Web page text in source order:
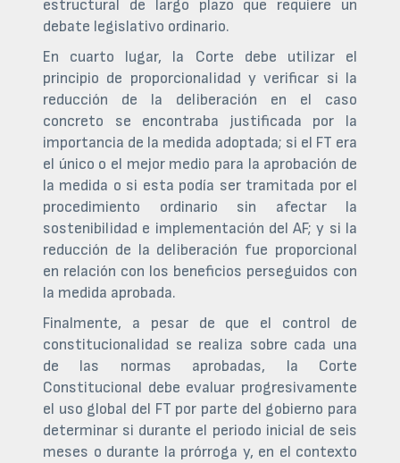
estructural de largo plazo que requiere un
debate legislativo ordinario.
En cuarto lugar, la Corte debe utilizar el
principio de proporcionalidad y verificar si la
reducción de la deliberación en el caso
concreto se encontraba justificada por la
importancia de la medida adoptada; si el FT era
el único o el mejor medio para la aprobación de
la medida o si esta podía ser tramitada por el
procedimiento ordinario sin afectar la
sostenibilidad e implementación del AF; y si la
reducción de la deliberación fue proporcional
en relación con los beneficios perseguidos con
la medida aprobada.
Finalmente, a pesar de que el control de
constitucionalidad se realiza sobre cada una
de las normas aprobadas, la Corte
Constitucional debe evaluar progresivamente
el uso global del FT por parte del gobierno para
determinar si durante el periodo inicial de seis
meses o durante la prórroga y, en el contexto